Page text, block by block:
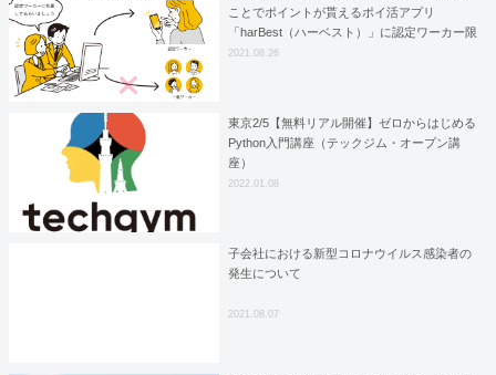
ことでポイントが貰えるポイ活アプリ
「harBest（ハーベスト）」に認定ワーカー限
定公開機能を追加
2021.08.26
東京2/5【無料リアル開催】ゼロからはじめる
Python入門講座（テックジム・オープン講
座）
2022.01.08
子会社における新型コロナウイルス感染者の
発生について
2021.08.07